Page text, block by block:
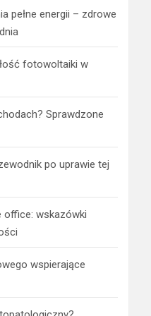
pełne energii – zdrowe
fotowoltaiki w
Sprawdzone
po uprawie tej
office: wskazówki
wspierające